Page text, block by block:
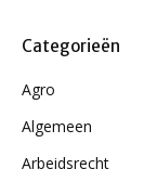
Categorieën
Agro
Algemeen
Arbeidsrecht